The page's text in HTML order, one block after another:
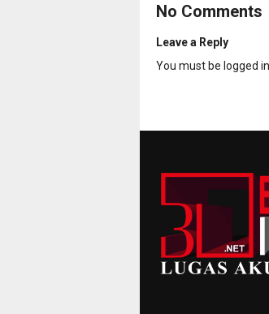
No Comments
Leave a Reply
You must be logged in